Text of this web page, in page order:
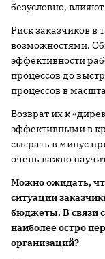
безусловно,
Риск заказчиков в
возможностями.
эффективности
процессов до
процессов в
Возврат их к
эффективными в
сыграть в минус
очень важно
Можно ожидать,
ситуации
бюджеты. В связи с
наиболее остро
организаций?